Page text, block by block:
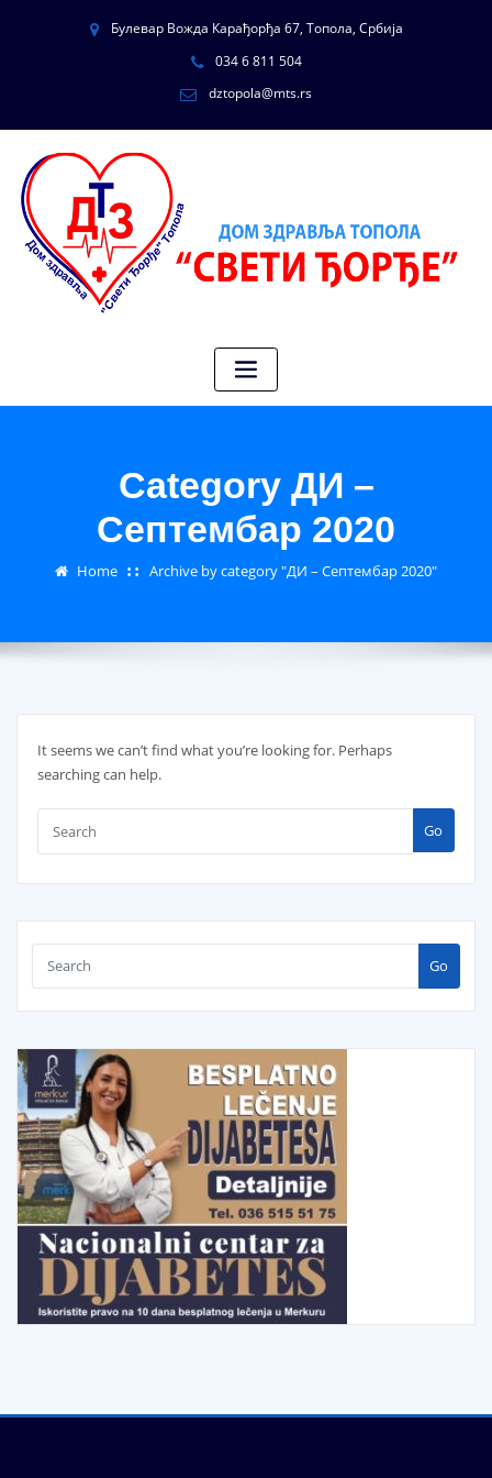
Булевар Вожда Карађорђа 67, Топола, Србија
034 6 811 504
dztopola@mts.rs
Category ДИ –
Септембар 2020
Home Archive by category "ДИ – Септембар 2020"
It seems we can’t find what you’re looking for. Perhaps
searching can help.
Go
Go